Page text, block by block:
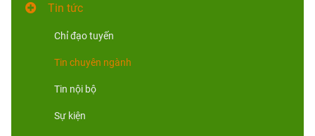
Tin tức
Chỉ đạo tuyến
Tin chuyên ngành
Tin nội bộ
Sự kiện